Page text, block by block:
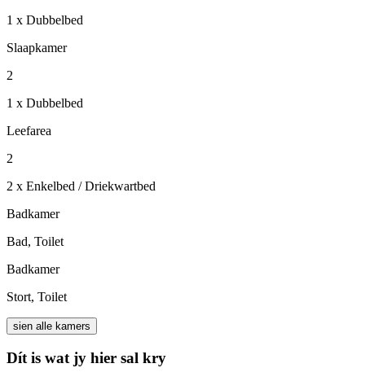
1 x Dubbelbed
Slaapkamer
2
1 x Dubbelbed
Leefarea
2
2 x Enkelbed / Driekwartbed
Badkamer
Bad, Toilet
Badkamer
Stort, Toilet
sien alle kamers
Dít is wat jy hier sal kry